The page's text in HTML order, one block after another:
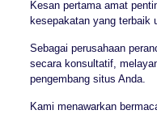
Kesan pertama amat
kesepakatan yang terbaik
Sebagai perusahaan
secara konsultatif,
pengembang situs Anda.
Kami menawarkan